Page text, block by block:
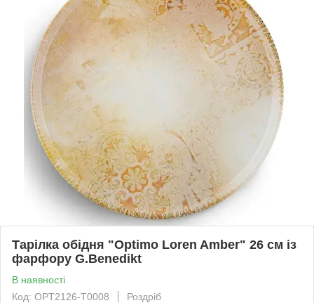
Тарілка обідня "Optimo Loren Amber" 26 см із
фарфору G.Benedikt
В наявності
Код: OPT2126-T0008
Роздріб